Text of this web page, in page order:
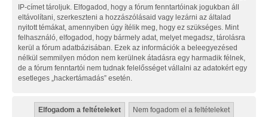
IP-címet tároljuk. Elfogadod, hogy a fórum fenntartóinak jogukban áll
eltávolítani, szerkeszteni a hozzászólásaid vagy lezárni az általad
nyitott témákat, amennyiben úgy ítélik meg, hogy ez szükséges. Mint
felhasználó, elfogadod, hogy bármely adat, melyet megadsz, tárolásra
kerül a fórum adatbázisában. Ezek az információk a beleegyezésed
nélkül semmilyen módon nem kerülnek átadásra egy harmadik félnek,
de a fórum fenntartói nem tudnak felelősséget vállalni az adatokért egy
esetleges „hackertámadás” esetén.